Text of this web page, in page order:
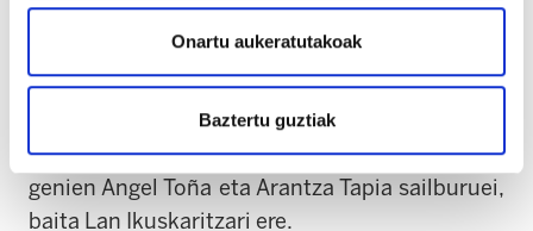
Onartu aukeratutakoak
Baztertu guztiak
frogatzeko.
Horregatik, atzo bertan bilera bana eskatu
genien Angel Toña eta Arantza Tapia sailburuei,
baita Lan Ikuskaritzari ere.